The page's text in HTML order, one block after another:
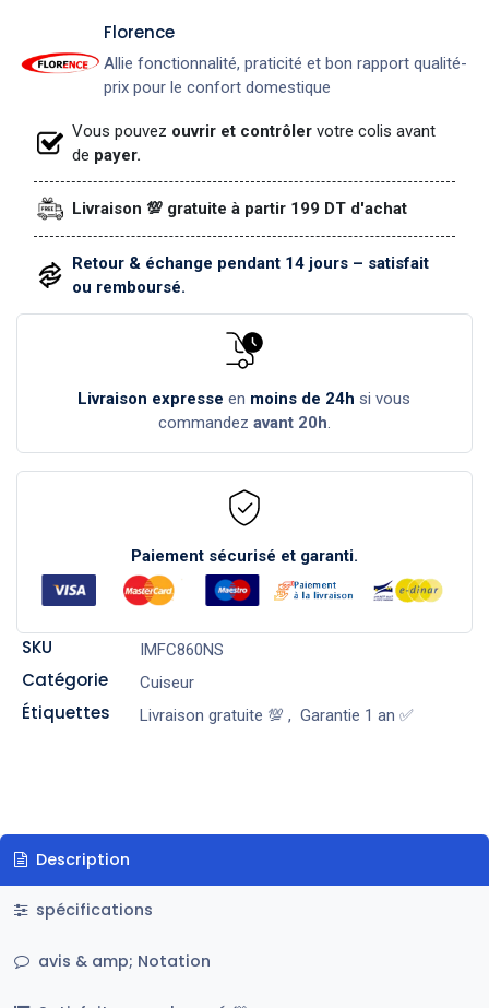
​Florence
Allie fonctionnalité, praticité et bon rapport qualité-
prix pour le confort domestique
Vous pouvez ouvrir et contrôler votre colis avant
de payer.
Livraison 💯 gratuite à partir 199 DT d'achat
Retour & échange pendant 14 jours – satisfait
ou remboursé.
Livraison expresse en moins de 24h si vous
commandez avant 20h.
Paiement sécurisé et garanti.
SKU IMFC860NS
Catégorie Cuiseur
Étiquettes Livraison gratuite 💯 , Garantie 1 an ✅
Description
spécifications
avis & amp; Notation